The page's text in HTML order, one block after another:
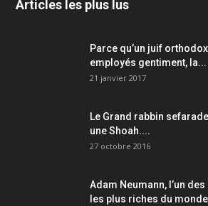
Articles les plus lus
Parce qu’un juif
employés gentiment, la...
21 janvier 2017
Le Grand rabbin
une Shoah....
27 octobre 2016
Adam Neumann, l’un
les plus riches du